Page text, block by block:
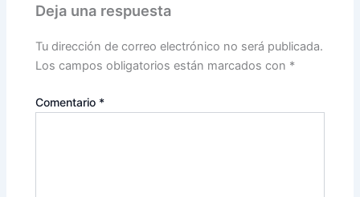
Deja una respuesta
Tu dirección de correo electrónico no será publicada.
Los campos obligatorios están marcados con *
Comentario *